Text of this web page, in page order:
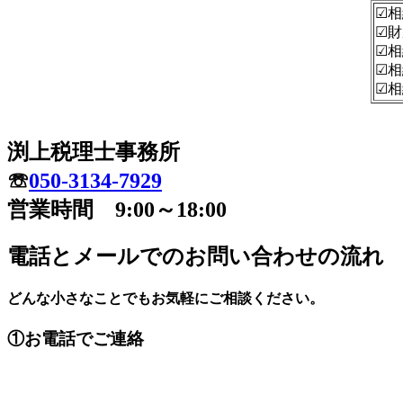
☑相
☑財
☑相
☑相
☑相
渕上税理士事務所
☏050-3134-7929
営業時間 9:00～18:00
電話とメールでのお問い合わせの流れ
どんな小さなことでもお気軽にご相談ください。
①お電話でご連絡